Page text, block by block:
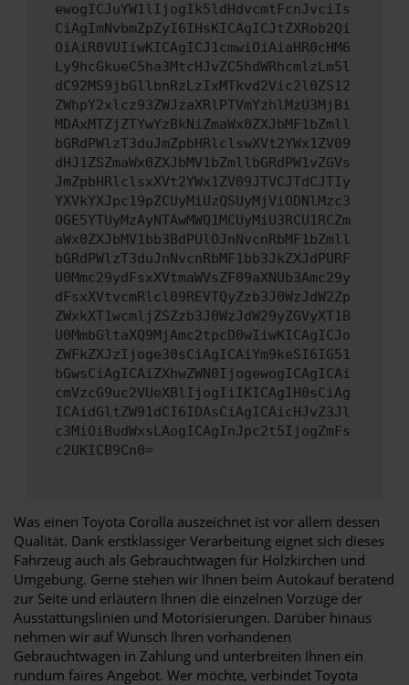
ewogICJuYW1lIjogIk5ldHdvcmtFcnJvciIs
CiAgImNvbmZpZyI6IHsKICAgICJtZXRob2Qi
OiAiR0VUIiwKICAgICJ1cmwiOiAiaHR0cHM6
Ly9hcGkueC5ha3MtcHJvZC5hdWRhcmlzLm5l
dC92MS9jbGllbnRzLzIxMTkvd2Vic2l0ZS12
ZWhpY2xlcz93ZWJzaXRlPTVmYzhlMzU3MjBi
MDAxMTZjZTYwYzBkNiZmaWx0ZXJbMF1bZmll
bGRdPWlzT3duJmZpbHRlclswXVt2YWx1ZV09
dHJ1ZSZmaWx0ZXJbMV1bZmllbGRdPW1vZGVs
JmZpbHRlclsxXVt2YWx1ZV09JTVCJTdCJTIy
YXVkYXJpc19pZCUyMiUzQSUyMjViODNlMzc3
OGE5YTUyMzAyNTAwMWQ1MCUyMiU3RCU1RCZm
aWx0ZXJbMV1bb3BdPUlOJnNvcnRbMF1bZmll
bGRdPWlzT3duJnNvcnRbMF1bb3JkZXJdPURF
U0Mmc29ydFsxXVtmaWVsZF09aXNUb3Amc29y
dFsxXVtvcmRlcl09REVTQyZzb3J0WzJdW2Zp
ZWxkXT1wcmljZSZzb3J0WzJdW29yZGVyXT1B
U0MmbGltaXQ9MjAmc2tpcD0wIiwKICAgICJo
ZWFkZXJzIjoge30sCiAgICAiYm9keSI6IG51
bGwsCiAgICAiZXhwZWN0IjogewogICAgICAi
cmVzcG9uc2VUeXBlIjogIiIKICAgIH0sCiAg
ICAidGltZW91dCI6IDAsCiAgICAicHJvZ3Jl
c3MiOiBudWxsLAogICAgInJpc2t5IjogZmFs
c2UKICB9Cn0=
Was einen Toyota Corolla auszeichnet ist vor allem dessen
Qualität. Dank erstklassiger Verarbeitung eignet sich dieses
Fahrzeug auch als Gebrauchtwagen für Holzkirchen und
Umgebung. Gerne stehen wir Ihnen beim Autokauf beratend
zur Seite und erläutern Ihnen die einzelnen Vorzüge der
Ausstattungslinien und Motorisierungen. Darüber hinaus
nehmen wir auf Wunsch Ihren vorhandenen
Gebrauchtwagen in Zahlung und unterbreiten Ihnen ein
rundum faires Angebot. Wer möchte, verbindet Toyota